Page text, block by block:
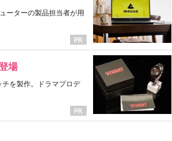
ーターの製品担当者が用
場
を製作。ドラマプロデ